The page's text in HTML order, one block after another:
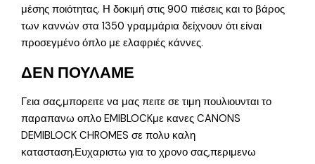
μέσης ποιότητας. Η δοκιμή στις 900 πιέσεις και το βάρος
των καννών στα 1350 γραμμάρια δείχνουν ότι είναι
προσεγμένο όπλο με ελαφριές κάννες.
ΔΕΝ ΠΟΥΛΑΜΕ
Γεια σας,μπορειτε να μας πειτε σε τιμη πουλιουνται το
παραπανω οπλο EMIBLOCKμε κανες CANONS
DEMIBLOCK CHROMES σε πολυ καλη
κατασταση.Ευχαριστω για το χρονο σας,περιμενω